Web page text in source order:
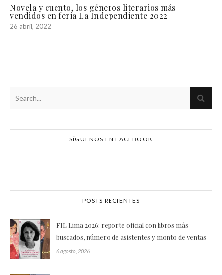
Novela y cuento, los géneros literarios más
vendidos en feria La Independiente 2022
26 abril, 2022
SÍGUENOS EN FACEBOOK
POSTS RECIENTES
FIL Lima 2026: reporte oficial con libros más
buscados, número de asistentes y monto de ventas
6 agosto, 2026